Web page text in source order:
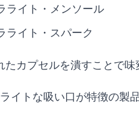
ライト・メンソール
ライト・スパーク
カプセルを潰すことで味
イトな吸い口が特徴の製